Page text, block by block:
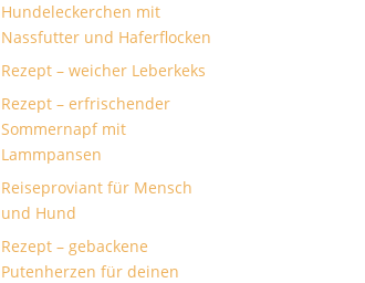
Hundeleckerchen mit
Nassfutter und Haferflocken
Rezept – weicher Leberkeks
Rezept – erfrischender
Sommernapf mit
Lammpansen
Reiseproviant für Mensch
und Hund
Rezept – gebackene
Putenherzen für deinen